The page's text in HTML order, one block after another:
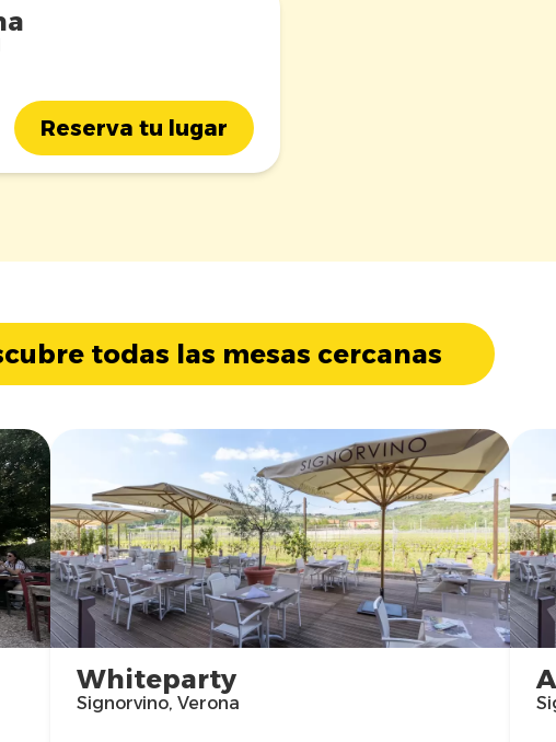
Reserva tu lugar
todas las mesas cercanas
Whiteparty
Signorvino, Verona